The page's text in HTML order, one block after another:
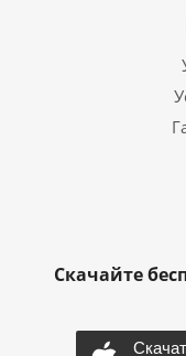
Скачайте